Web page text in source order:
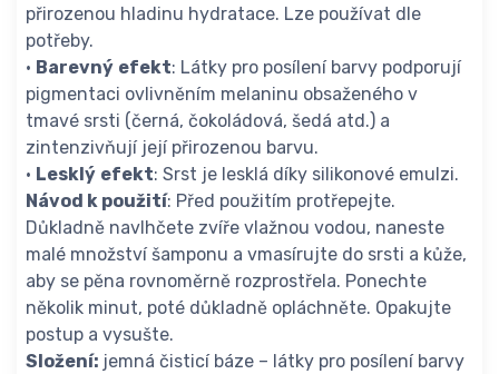
přirozenou hladinu hydratace. Lze používat dle
potřeby.
• Barevný efekt: Látky pro posílení barvy podporují
pigmentaci ovlivněním melaninu obsaženého v
tmavé srsti (černá, čokoládová, šedá atd.) a
zintenzivňují její přirozenou barvu.
• Lesklý efekt: Srst je lesklá díky silikonové emulzi.
Návod k použití: Před použitím protřepejte.
Důkladně navlhčete zvíře vlažnou vodou, naneste
malé množství šamponu a vmasírujte do srsti a kůže,
aby se pěna rovnoměrně rozprostřela. Ponechte
několik minut, poté důkladně opláchněte. Opakujte
postup a vysušte.
Složení: jemná čisticí báze – látky pro posílení barvy